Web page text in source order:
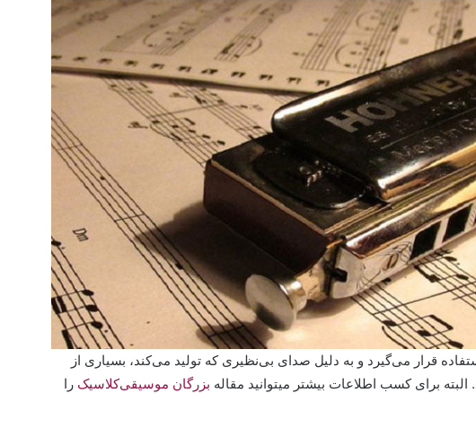
قرار می‌گیرد و به دلیل صدای بی‌نظیری که تولید می‌کند، بسیاری از
برای کسب اطلاعات بیشتر میتوانید مقاله بزرگان موسیقی‌کلاسیکرا